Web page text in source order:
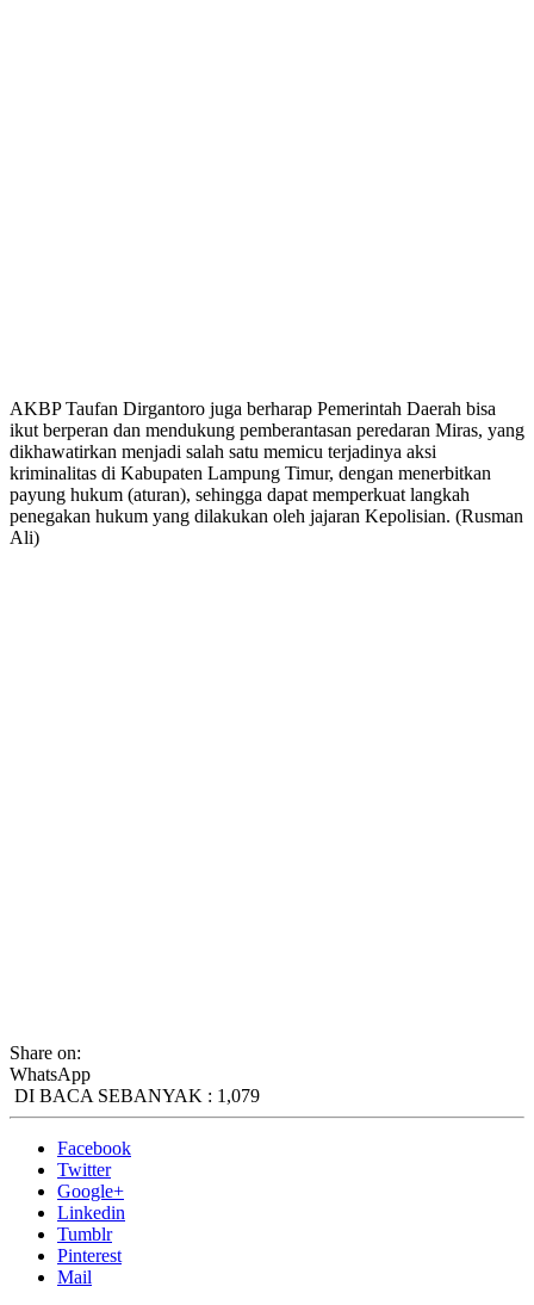
AKBP Taufan Dirgantoro juga berharap Pemerintah Daerah bisa
ikut berperan dan mendukung pemberantasan peredaran Miras, yang
dikhawatirkan menjadi salah satu memicu terjadinya aksi
kriminalitas di Kabupaten Lampung Timur, dengan menerbitkan
payung hukum (aturan), sehingga dapat memperkuat langkah
penegakan hukum yang dilakukan oleh jajaran Kepolisian. (Rusman
Ali)
Share on:
WhatsApp
DI BACA SEBANYAK : 1,079
Facebook
Twitter
Google+
Linkedin
Tumblr
Pinterest
Mail